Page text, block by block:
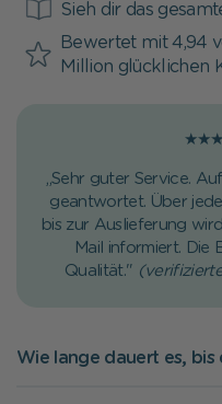
Sieh dir das
Bewertet mit 4,94
Million glücklichen
„Sehr guter Service.
geantwortet. Über
bis zur Auslieferung
Mail informiert. Die
Qualität."
Wie lange dauert es, bis